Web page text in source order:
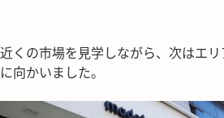
近くの市場を見学しながら、次はエ
に向かいました。